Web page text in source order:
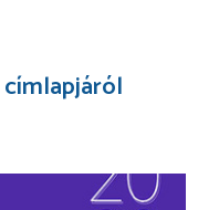
címlapjáról